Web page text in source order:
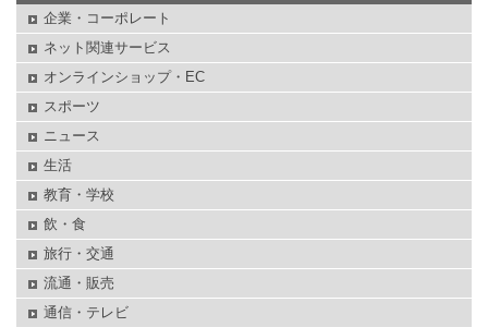
企業・コーポレート
ネット関連サービス
オンラインショップ・EC
スポーツ
ニュース
生活
教育・学校
飲・食
旅行・交通
流通・販売
通信・テレビ